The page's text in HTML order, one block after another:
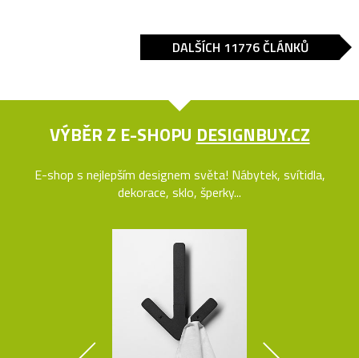
DALŠÍCH 11776 ČLÁNKŮ
VÝBĚR Z E-SHOPU DESIGNBUY.CZ
E-shop s nejlepším designem světa! Nábytek, svítidla,
dekorace, sklo, šperky...